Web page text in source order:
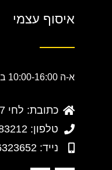
איסוף עצמי
א-ה 10:00-16:00 בתיאום מראש בכפוף לשעות הפעילות.
כתובת: לחי 17 בני ברק קומה 2 waze
טלפון: 03-6183212
נייד: 052-6323652